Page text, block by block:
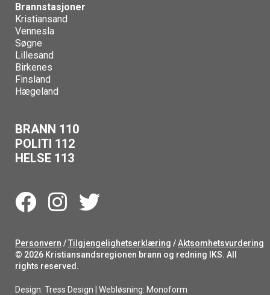
Brannstasjoner
Kristiansand
Vennesla
Søgne
Lillesand
Birkenes
Finsland
Hægeland
BRANN 110
POLITI 112
HELSE 113
Personvern /Tilgjengelighetserklæring /Aktsomhetsvurdering
© 2026 Kristiansandsregionen brann og redning IKS. All
rights reserved.
Design: Tress Design | Webløsning: Monoform